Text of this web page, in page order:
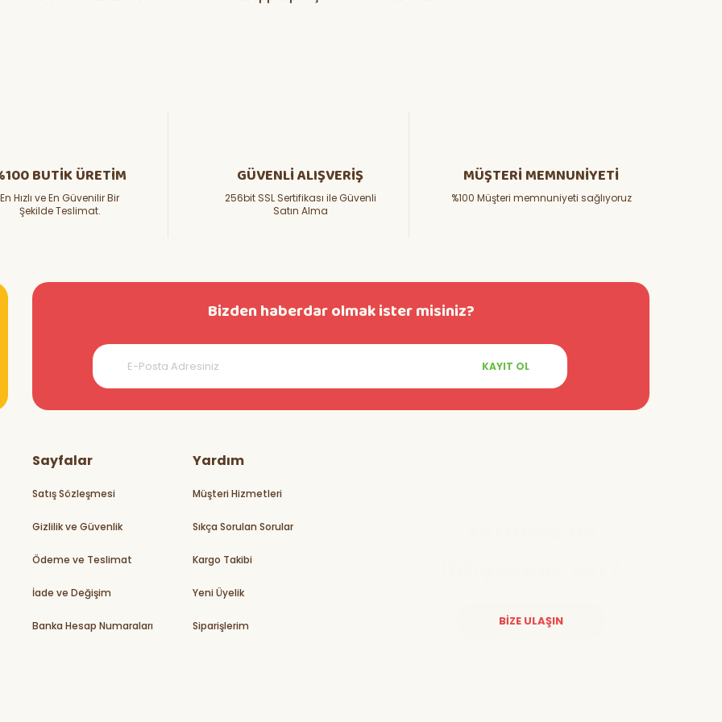
Diğer yorumları göster
BUTİK ÜRETİM
En Hızlı ve En Güvenilir Bir
Şekilde Teslimat.
GÜVENLİ ALIŞVERİŞ
256bit SSL Sertifikası ile Güvenli
Satın Alma
MÜŞTERİ MEMNUNİYETİ
%100 Müşteri memnuniyeti sağlıyoruz
Bizden haberdar olmak ister misiniz?
KAYIT OL
Sayfalar
Satış Sözleşmesi
Gizlilik ve Güvenlik
Ödeme ve Teslimat
İade ve Değişim
Banka Hesap Numaraları
Yardım
Müşteri Hizmetleri
Sıkça Sorulan Sorular
Kargo Takibi
Yeni Üyelik
Siparişlerim BİZE ULAŞIN